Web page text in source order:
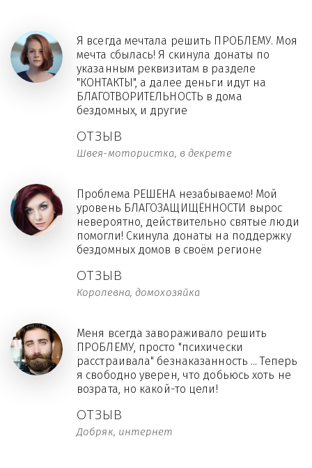
ОТЗЫВ
Швея-мотористка, в декрете
Я всегда мечтала решить ПРОБЛЕМУ. Моя
мечта сбылась! Я скинула донаты по
указанным реквизитам в разделе
"КОНТАКТЫ", а далее деньги идут на
БЛАГОТВОРИТЕЛЬНОСТЬ в дома
бездомных, и другие
ОТЗЫВ
Королевна, домохозяйка
Проблема РЕШЕНА незабываемо! Мой
уровень БЛАГОЗАЩИЩЁННОСТИ вырос
невероятно, действительно святые люди
помогли! Скинула донаты на поддержку
бездомных домов в своём регионе
ОТЗЫВ
Добряк, интернет
Меня всегда завораживало решить
ПРОБЛЕМУ, просто "психически
расстраивала" безнаказанность ... Теперь
я свободно уверен, что добьюсь хоть не
возрата, но какой-то цели!